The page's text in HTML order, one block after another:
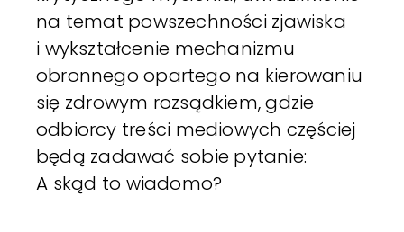
na temat powszechności zjawiska
i wykształcenie mechanizmu
obronnego opartego na kierowaniu
się zdrowym rozsądkiem, gdzie
odbiorcy treści mediowych częściej
będą zadawać sobie pytanie:
A skąd to wiadomo?